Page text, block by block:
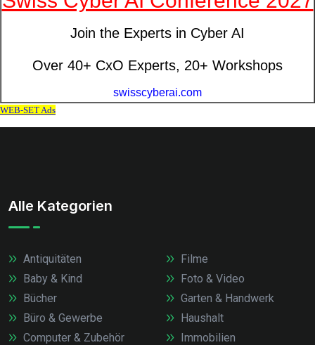
Alle Kategorien
Antiquitäten
Baby & Kind
Bücher
Büro & Gewerbe
Computer & Zubehör
Filme
Foto & Video
Garten & Handwerk
Haushalt
Immobilien